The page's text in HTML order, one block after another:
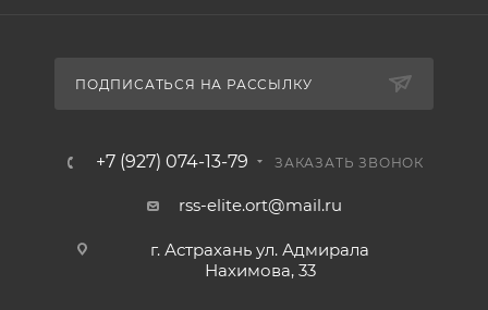
ПОДПИСАТЬСЯ НА РАССЫЛКУ
+7 (927) 074-13-79 ЗАКАЗАТЬ ЗВОНОК
rss-elite.ort@mail.ru
г. Астрахань ул. Адмирала
Нахимова, 33